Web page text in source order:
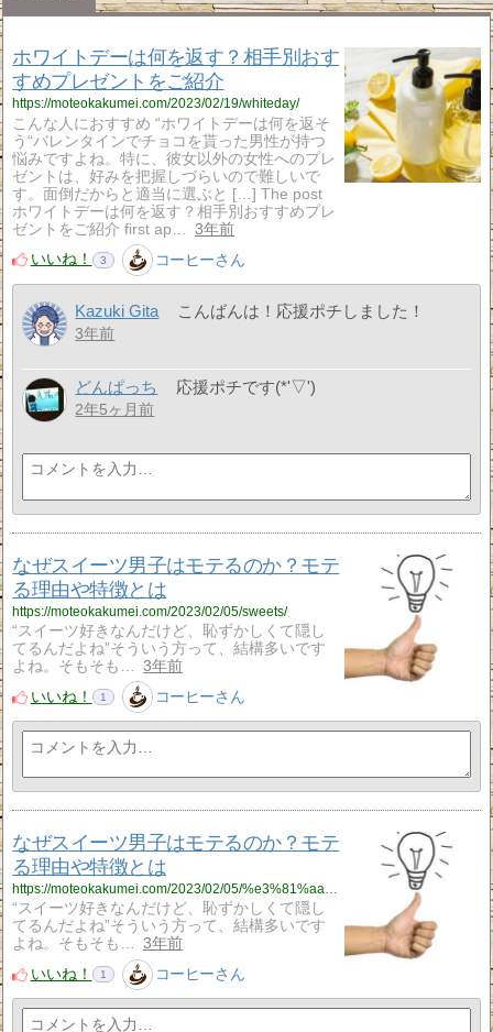
ホワイトデーは何を返す？相手別おす
すめプレゼントをご紹介
https://moteokakumei.com/2023/02/19/whiteday/
こんな人におすすめ “ホワイトデーは何を返そ
う“バレンタインでチョコを貰った男性が持つ
悩みですよね。特に、彼女以外の女性へのプレ
ゼントは、好みを把握しづらいので難しいで
す。面倒だからと適当に選ぶと […] The post
ホワイトデーは何を返す？相手別おすすめプレ
ゼントをご紹介 first ap…
3年前
いいね！
3 コーヒーさん
Kazuki Gita こんばんは！応援ポチしました！
3年前
どんぱっち 応援ポチです(*'▽')
2年5ヶ月前
なぜスイーツ男子はモテるのか？モテ
る理由や特徴とは
https://moteokakumei.com/2023/02/05/sweets/
“スイーツ好きなんだけど、恥ずかしくて隠し
てるんだよね”そういう方って、結構多いです
よね。そもそも…
3年前
いいね！
1 コーヒーさん
なぜスイーツ男子はモテるのか？モテ
る理由や特徴とは
https://moteokakumei.com/2023/02/05/%e3%81%aa%e3%81%9c%e3%82%b9%e3%82%a4%e3%83%bc%e3%83%84%e7%94%b7%e5%ad%90%e3%81%af%e3%83%a2%e3%83%86%e3%82%8b%e3%81%ae%e3%81%8b%ef%bc%9f%e3%83%a2%e3%83%86%e3%82%8b%e7%90%86%e7%94%b1%e3%82%84%e7%89%b9/
“スイーツ好きなんだけど、恥ずかしくて隠し
てるんだよね”そういう方って、結構多いです
よね。そもそも…
3年前
いいね！
1 コーヒーさん